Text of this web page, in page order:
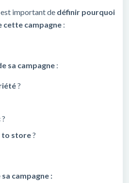
important de définir pourquoi
cette campagne :
sa campagne :
?
?
to store?
campagne :